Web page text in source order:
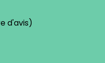
d'avis)